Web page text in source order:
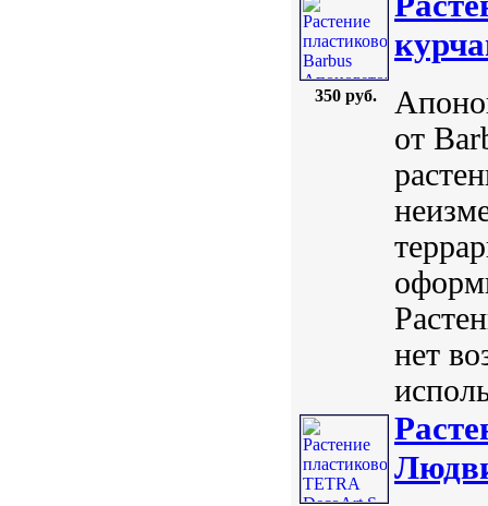
350 руб.
от
нет